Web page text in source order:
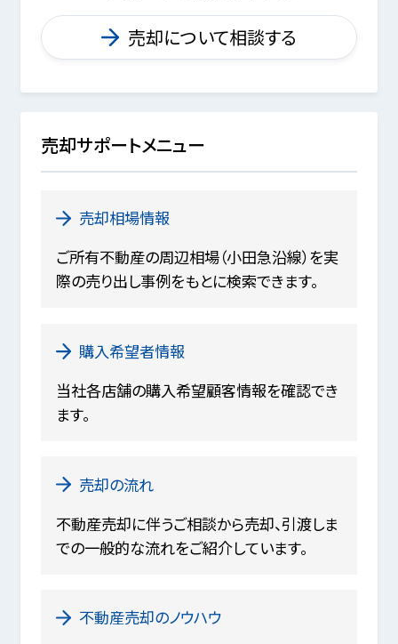
売却について相談する
売却サポートメニュー
売却相場情報
ご所有不動産の周辺相場（小田急沿線）を実
際の売り出し事例をもとに検索できます。
購入希望者情報
当社各店舗の購入希望顧客情報を確認でき
ます。
売却の流れ
不動産売却に伴うご相談から売却、引渡しま
での一般的な流れをご紹介しています。
不動産売却のノウハウ